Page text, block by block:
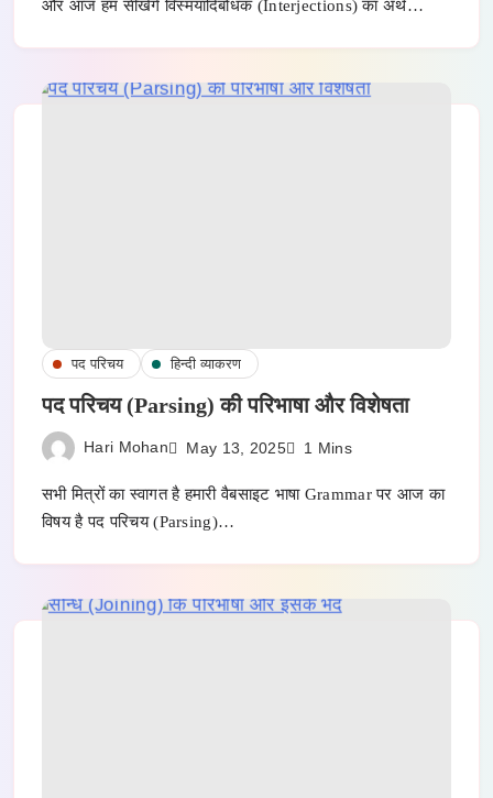
और आज हम सीखेंगे विस्मयादिबोधक (Interjections) का अर्थ…
पद परिचय हिन्दी व्याकरण
पद परिचय (Parsing) की परिभाषा और विशेषता
Hari Mohan May 13, 2025 1 Mins
सभी मित्रों का स्वागत है हमारी वैबसाइट भाषा Grammar पर आज का
विषय है पद परिचय (Parsing)…